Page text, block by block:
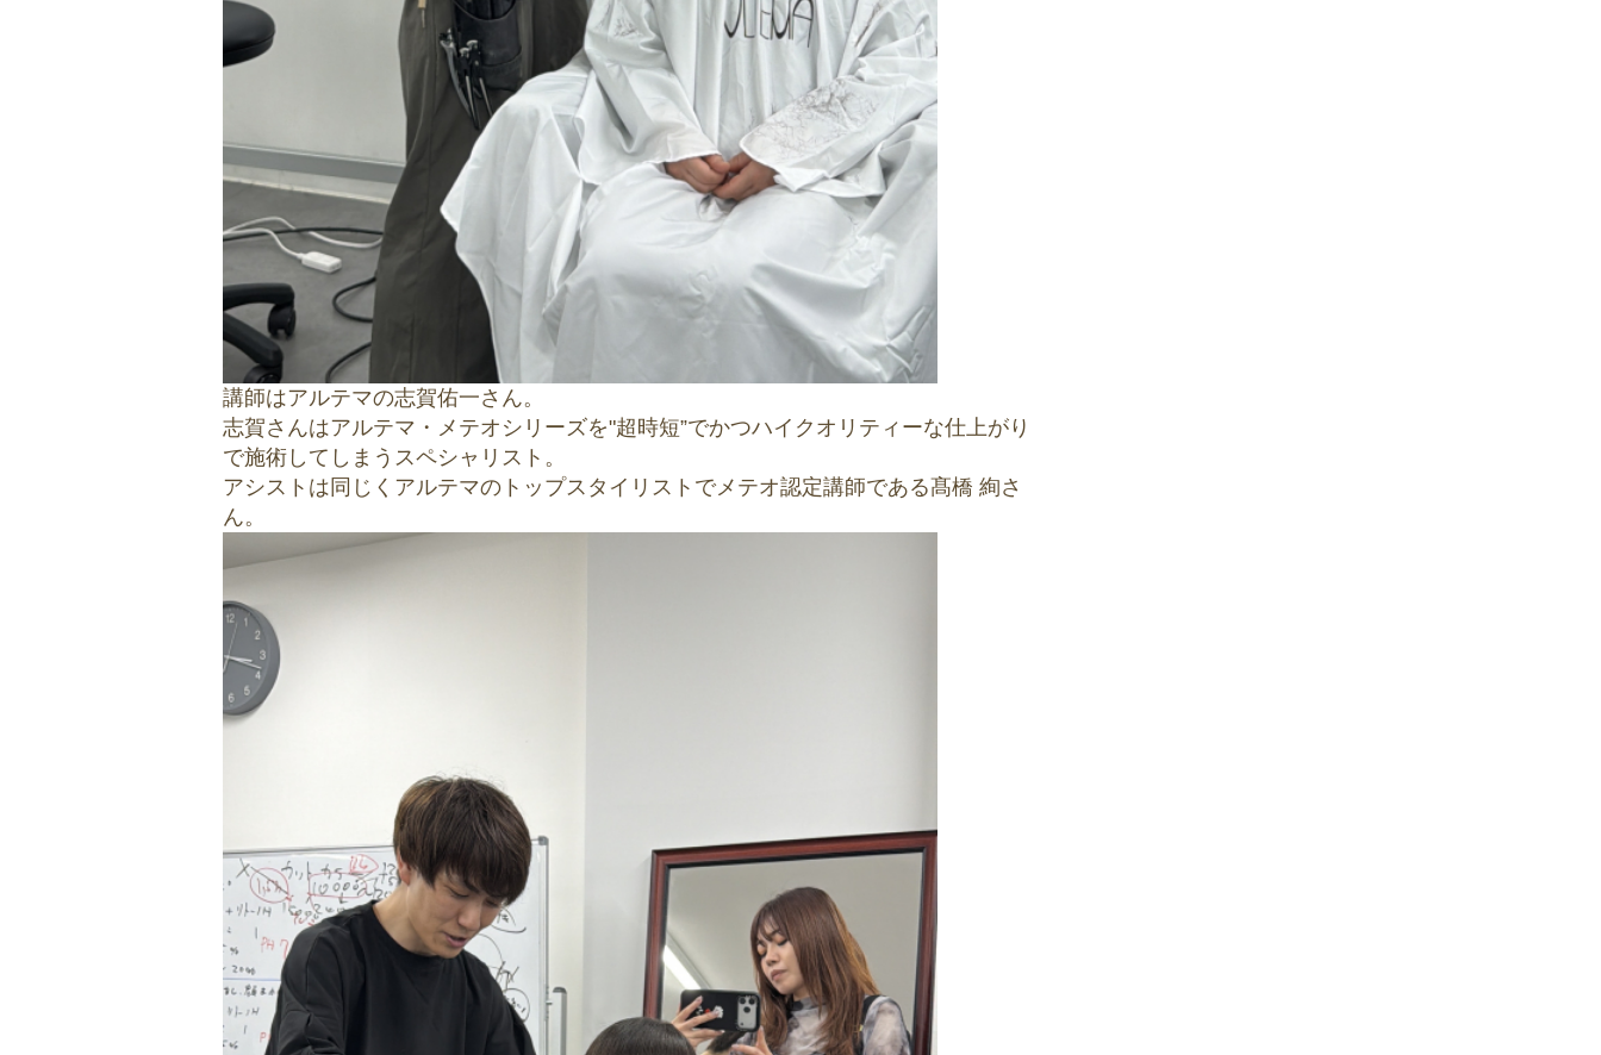
講師はアルテマの志賀佑一さん。
志賀さんはアルテマ・メテオシリーズを"超時短”でかつハイクオリティーな仕上がり
で施術してしまうスペシャリスト。
アシストは同じくアルテマのトップスタイリストでメテオ認定講師である髙橋 絢さ
ん。